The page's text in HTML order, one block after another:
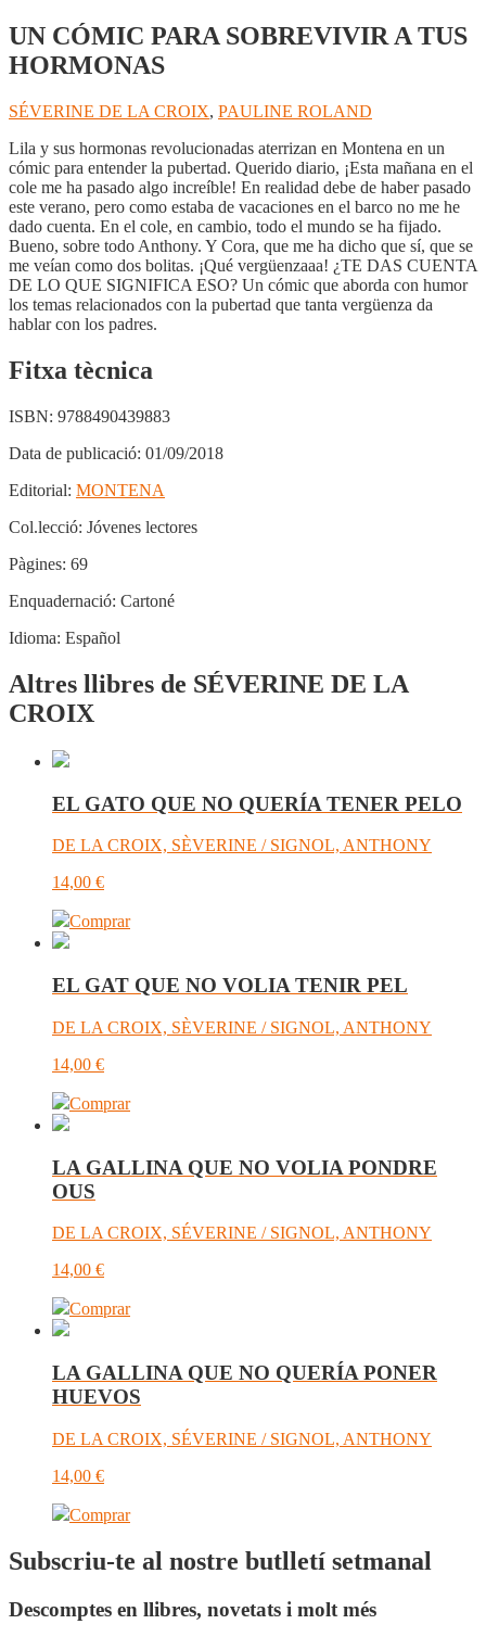
UN CÓMIC PARA SOBREVIVIR A TUS
HORMONAS
SÉVERINE DE LA CROIX, PAULINE ROLAND
Lila y sus hormonas revolucionadas aterrizan en Montena en un
cómic para entender la pubertad. Querido diario, ¡Esta mañana en el
cole me ha pasado algo increíble! En realidad debe de haber pasado
este verano, pero como estaba de vacaciones en el barco no me he
dado cuenta. En el cole, en cambio, todo el mundo se ha fijado.
Bueno, sobre todo Anthony. Y Cora, que me ha dicho que sí, que se
me veían como dos bolitas. ¡Qué vergüenzaaa! ¿TE DAS CUENTA
DE LO QUE SIGNIFICA ESO? Un cómic que aborda con humor
los temas relacionados con la pubertad que tanta vergüenza da
hablar con los padres.
Fitxa tècnica
ISBN: 9788490439883
Data de publicació: 01/09/2018
Editorial: MONTENA
Col.lecció: Jóvenes lectores
Pàgines: 69
Enquadernació: Cartoné
Idioma: Español
Altres llibres de SÉVERINE DE LA
CROIX
EL GATO QUE NO QUERÍA TENER PELO
DE LA CROIX, SÈVERINE / SIGNOL, ANTHONY
14,00 €
Comprar
EL GAT QUE NO VOLIA TENIR PEL
DE LA CROIX, SÈVERINE / SIGNOL, ANTHONY
14,00 €
Comprar
LA GALLINA QUE NO VOLIA PONDRE
OUS
DE LA CROIX, SÉVERINE / SIGNOL, ANTHONY
14,00 €
Comprar
LA GALLINA QUE NO QUERÍA PONER
HUEVOS
DE LA CROIX, SÉVERINE / SIGNOL, ANTHONY
14,00 €
Comprar
Subscriu-te al nostre butlletí setmanal
Descomptes en llibres, novetats i molt més